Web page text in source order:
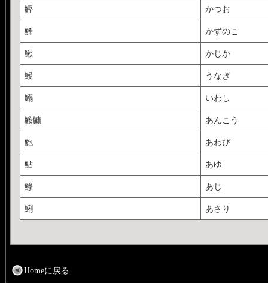
鰹 かつお
鯑 かずのこ
鰍 かじか
鰻 うなぎ
鰯 いわし
鮟鱇 あんこう
鮑 あわび
鮎 あゆ
鯵 あじ
鯏 あさり
Homeに戻る